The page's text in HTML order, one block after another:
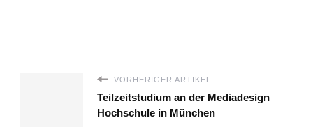
VORHERIGER ARTIKEL
Teilzeitstudium an der Mediadesign
Hochschule in München